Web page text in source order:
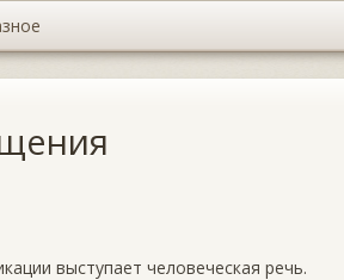
выступает человеческая речь.